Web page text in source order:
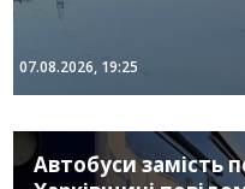
07.08.2026, 19:25
Автобуси замість